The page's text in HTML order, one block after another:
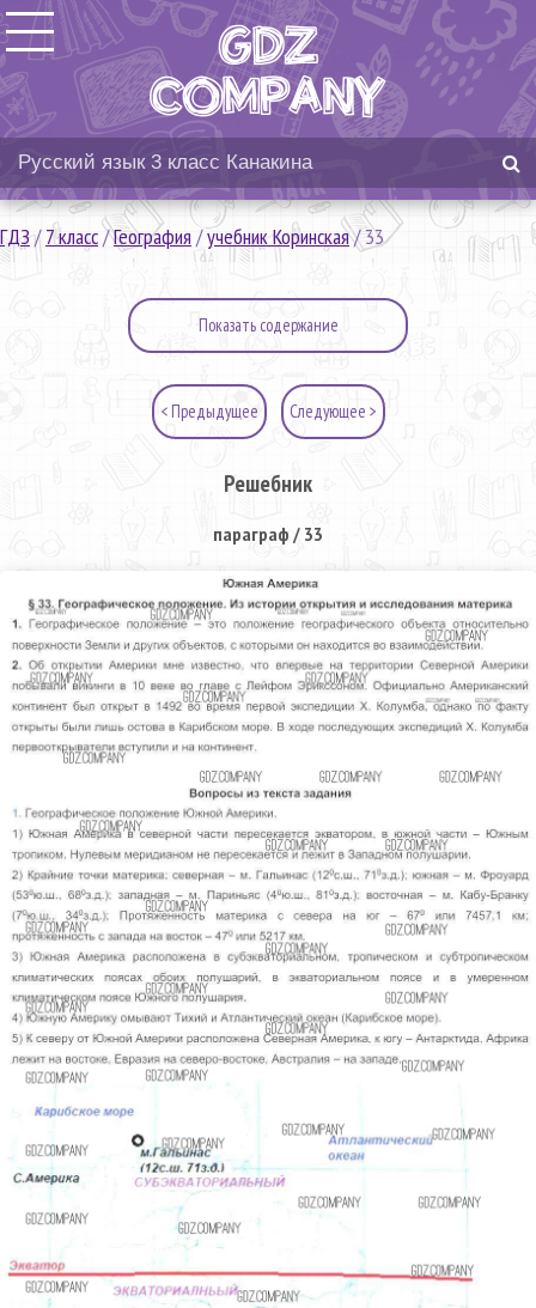
ГДЗ/7 класс/География /учебник Коринская/33
Показать содержание
< Предыдущее Следующее >
Решебник
параграф / 33